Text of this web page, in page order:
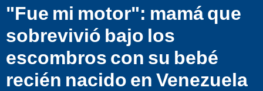
"Fue mi motor": mamá que
sobrevivió bajo los
escombros con su bebé
recién nacido en Venezuela